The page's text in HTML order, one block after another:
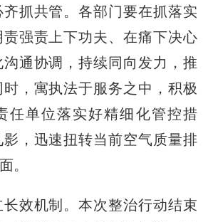
共管。各部门要在抓落实
责强责上下功夫、在痛下决心
沟通协调，持续同向发力，推
，寓执法于服务之中，积极
任单位落实好精细化管控措
，迅速扭转当前空气质量排
。
机制。本次整治行动结束